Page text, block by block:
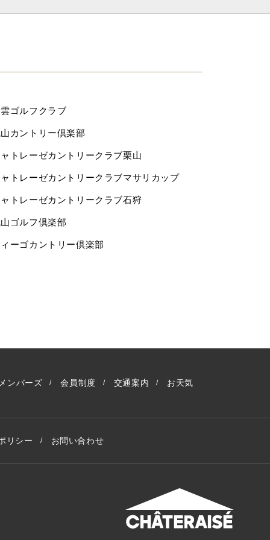
ゴルフクラブ
カントリー倶楽部
トレーゼカントリークラブ栗山
トレーゼカントリークラブマサリカップ
トレーゼカントリークラブ石狩
ゴルフ倶楽部
ーゴカントリー倶楽部
ンバーズ 会員制度 交通案内 お天気
リシー お問い合わせ